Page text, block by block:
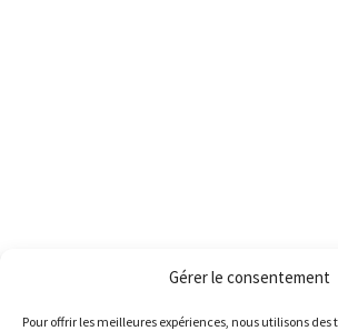
Gérer le consentement
Pour offrir les meilleures expériences, nous utilisons